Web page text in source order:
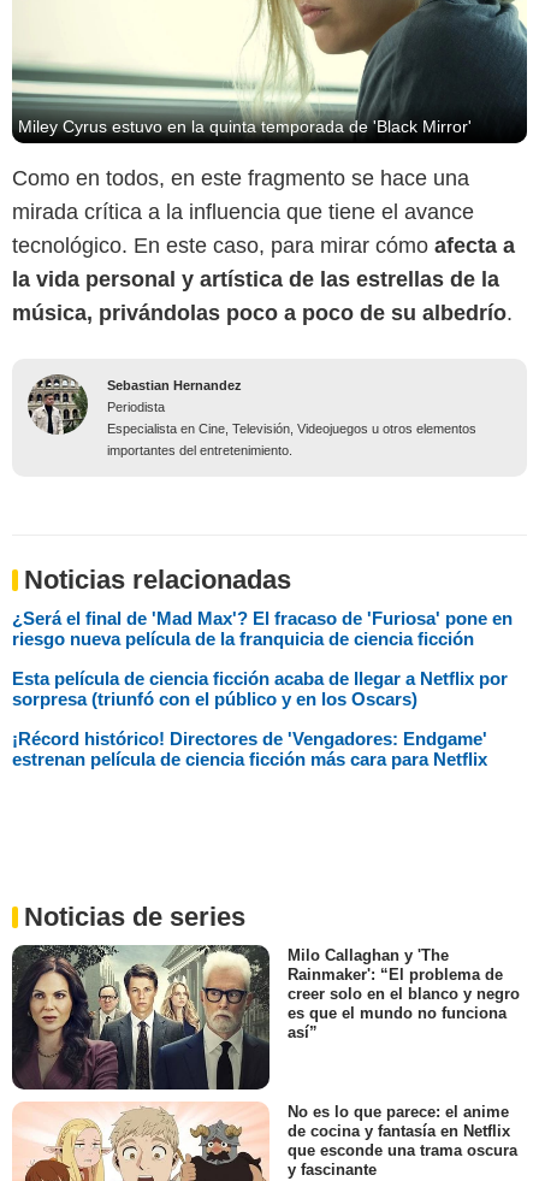
Miley Cyrus estuvo en la quinta temporada de 'Black Mirror'
Como en todos, en este fragmento se hace una
mirada crítica a la influencia que tiene el avance
tecnológico. En este caso, para mirar cómo afecta a
la vida personal y artística de las estrellas de la
música, privándolas poco a poco de su albedrío.
Sebastian Hernandez
Periodista
Especialista en Cine, Televisión, Videojuegos u otros elementos
importantes del entretenimiento.
Noticias relacionadas
¿Será el final de 'Mad Max'? El fracaso de 'Furiosa' pone en
riesgo nueva película de la franquicia de ciencia ficción
Esta película de ciencia ficción acaba de llegar a Netflix por
sorpresa (triunfó con el público y en los Oscars)
¡Récord histórico! Directores de 'Vengadores: Endgame'
estrenan película de ciencia ficción más cara para Netflix
Noticias de series
Milo Callaghan y 'The
Rainmaker': “El problema de
creer solo en el blanco y negro
es que el mundo no funciona
así”
No es lo que parece: el anime
de cocina y fantasía en Netflix
que esconde una trama oscura
y fascinante